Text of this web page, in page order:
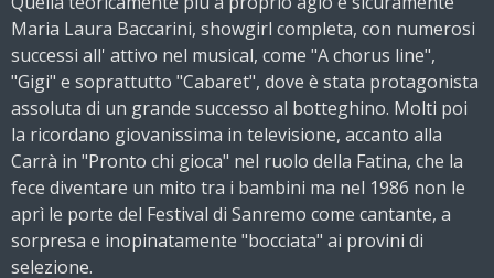
Maria Laura Baccarini, showgirl completa, con numerosi
successi all' attivo nel musical, come "A chorus line",
"Gigi" e soprattutto "Cabaret", dove è stata protagonista
assoluta di un grande successo al botteghino. Molti poi
la ricordano giovanissima in televisione, accanto alla
Carrà in "Pronto chi gioca" nel ruolo della Fatina, che la
fece diventare un mito tra i bambini ma nel 1986 non le
aprì le porte del Festival di Sanremo come cantante, a
sorpresa e inopinatamente "bocciata" ai provini di
selezione.